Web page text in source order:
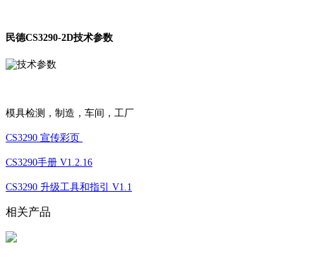
民德CS3290-2D技术参数
模具检测，制造，车间，工厂
CS3290 宣传彩页
CS3290手册 V1.2.16
CS3290 升级工具和指引 V1.1
相关产品